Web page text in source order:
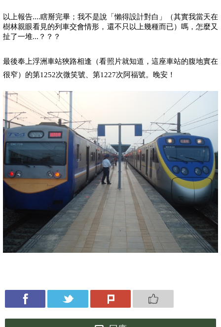
以上報告....瞎掰完畢；我不是說「懶得設計對白」（其實我當天在
樹林親眼看見的列車交會情形，還不只以上幾種而已）嗎，怎麼又
扯了一堆... ？？？
最後奉上浮洲車站狹路相逢（看照片就知道，這座車站的腹地實在
很窄）的第1252次微笑號、第1227次阿福號。晚安！